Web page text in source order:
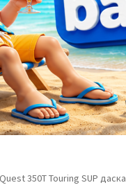
350T Touring SUP даска